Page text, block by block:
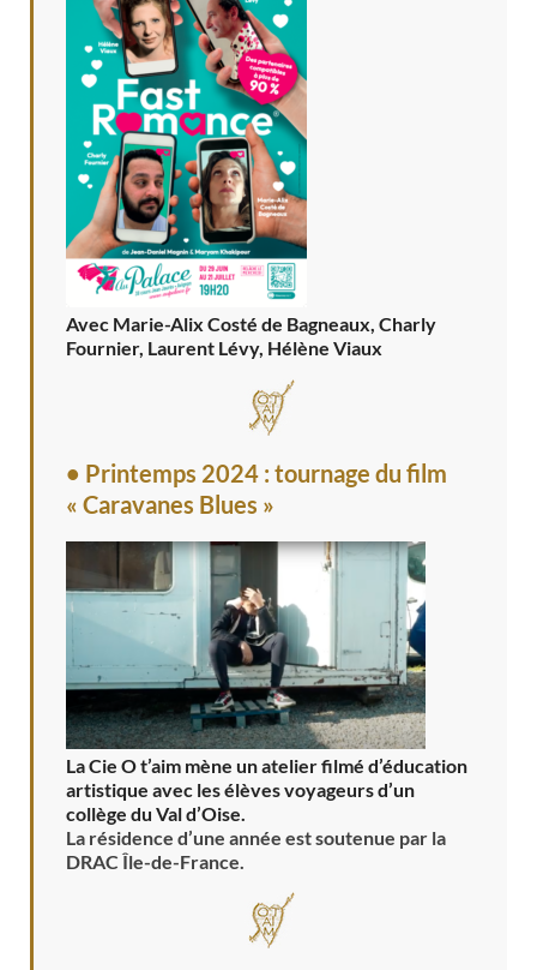
Avec Marie-Alix Costé de Bagneaux, Charly
Fournier, Laurent Lévy, Hélène Viaux
• Printemps 2024 : tournage du film
« Caravanes Blues »
La Cie O t’aim mène un atelier filmé d’éducation
artistique avec les élèves voyageurs d’un
collège du Val d’Oise.
La résidence d’une année est soutenue par la
DRAC Île-de-France.